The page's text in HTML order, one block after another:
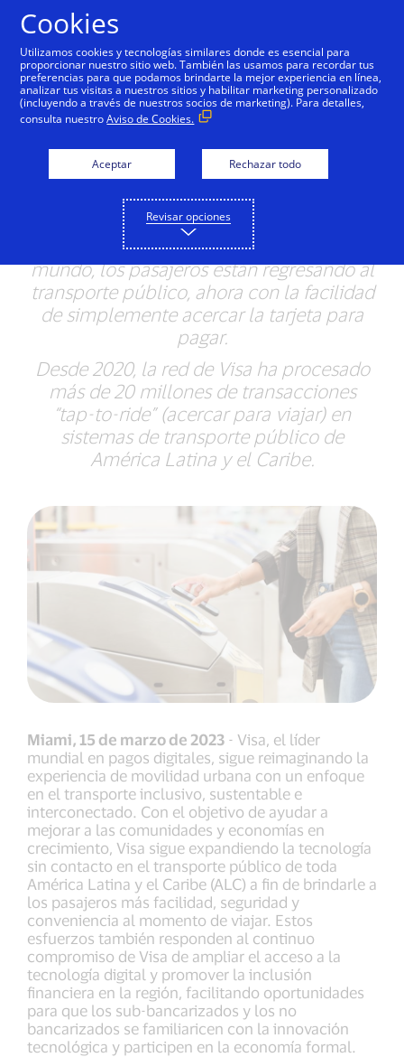
El transporte público
despega en América
Latina y el Caribe con los
pagos sin contacto
Apenas tres años después de que la
pandemia cerrara ciudades de todo el
mundo, los pasajeros están regresando al
transporte público, ahora con la facilidad
de simplemente acercar la tarjeta para
pagar.
Desde 2020, la red de Visa ha procesado
más de 20 millones de transacciones
“tap-to-ride” (acercar para viajar) en
sistemas de transporte público de
América Latina y el Caribe.
Miami, 15 de marzo de 2023 - Visa, el líder
mundial en pagos digitales, sigue reimaginando la
experiencia de movilidad urbana con un enfoque
en el transporte inclusivo, sustentable e
interconectado. Con el objetivo de ayudar a
mejorar a las comunidades y economías en
crecimiento, Visa sigue expandiendo la tecnología
sin contacto en el transporte público de toda
América Latina y el Caribe (ALC) a fin de brindarle a
los pasajeros más facilidad, seguridad y
conveniencia al momento de viajar. Estos
esfuerzos también responden al continuo
compromiso de Visa de ampliar el acceso a la
tecnología digital y promover la inclusión
financiera en la región, facilitando oportunidades
para que los sub-bancarizados y los no
bancarizados se familiaricen con la innovación
tecnológica y participen en la economía formal.
Cookies
Utilizamos cookies y tecnologías similares donde es esencial para
proporcionar nuestro sitio web. También las usamos para recordar tus
preferencias para que podamos brindarte la mejor experiencia en línea,
analizar tus visitas a nuestros sitios y habilitar marketing personalizado
(incluyendo a través de nuestros socios de marketing). Para detalles,
consulta nuestroAviso de Cookies.
Aceptar Rechazar todo
Revisar opciones